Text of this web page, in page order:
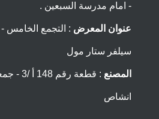
- امام مدرسة السبعين .
عنوان المعرض : التجمع
سيلفر ستار مول
المصنع : قطعة
انشاص